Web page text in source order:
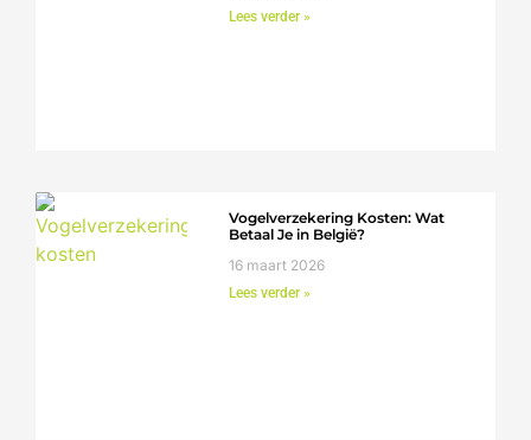
Lees verder »
Vogelverzekering Kosten: Wat
Betaal Je in België?
16 maart 2026
Lees verder »